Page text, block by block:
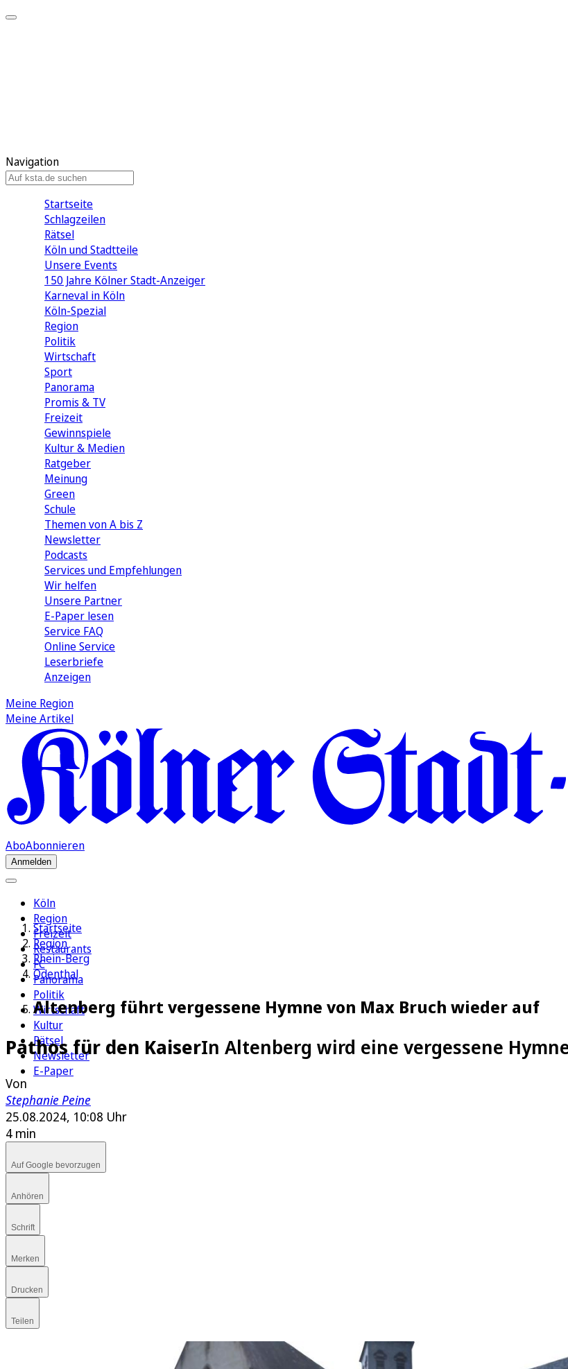
Navigation
Startseite
Schlagzeilen
Rätsel
Köln und Stadtteile
Unsere Events
150 Jahre Kölner Stadt-Anzeiger
Karneval in Köln
Köln-Spezial
Region
Politik
Wirtschaft
Sport
Panorama
Promis & TV
Freizeit
Gewinnspiele
Kultur & Medien
Ratgeber
Meinung
Green
Schule
Themen von A bis Z
Newsletter
Podcasts
Services und Empfehlungen
Wir helfen
Unsere Partner
E-Paper lesen
Service FAQ
Online Service
Leserbriefe
Anzeigen
Meine Region
Meine Artikel
AboAbonnieren
Anmelden
Köln
Region
Freizeit
Restaurants
FC
Panorama
Politik
Wirtschaft
Kultur
Rätsel
Newsletter
E-Paper
Startseite
Region
Rhein-Berg
Odenthal
Altenberg führt vergessene Hymne von Max Bruch wieder auf
Pathos für den KaiserIn Altenberg wird eine vergessene
Von
Stephanie Peine
25.08.2024, 10:08 Uhr
4 min
Auf Google bevorzugen
Anhören
Schrift
Merken
Drucken
Teilen